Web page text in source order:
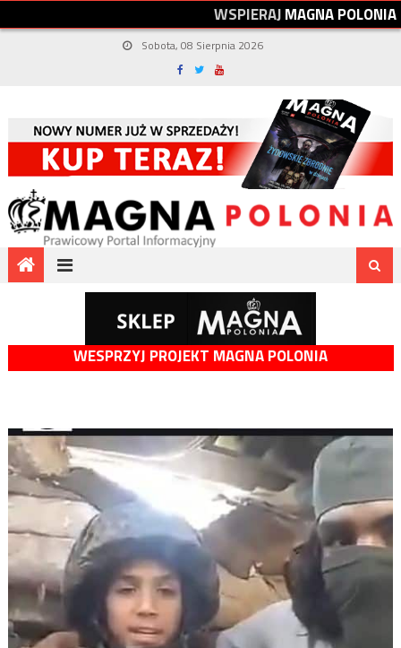
WSPIERAJMAGNAPOLONIA
Sobota, 08 Sierpnia 2026
WESPRZYJ PROJEKT MAGNA POLONIA